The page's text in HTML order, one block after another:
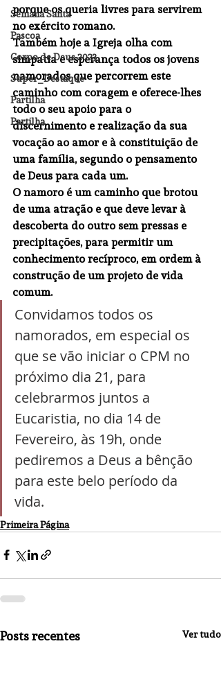
Semana Santa
Pascoa
Corpo de Deus 2023
Super_Destaque
Partilha
Partilha
porque os queria livres para servirem
no exército romano.
Também hoje a Igreja olha com
simpatia e esperança todos os jovens
namorados que percorrem este
caminho com coragem e oferece-lhes
todo o seu apoio para o
discernimento e realização da sua
vocação ao amor e à constituição de
uma família, segundo o pensamento
de Deus para cada um.
O namoro é um caminho que brotou
de uma atração e que deve levar à
descoberta do outro sem pressas e
precipitações, para permitir um
conhecimento recíproco, em ordem à
construção de um projeto de vida
comum.
Convidamos todos os
namorados, em especial os
que se vão iniciar o CPM no
próximo dia 21, para
celebrarmos juntos a
Eucaristia, no dia 14 de
Fevereiro, às 19h, onde
pediremos a Deus a bênção
para este belo período da
vida.
Primeira Página
Posts recentes Ver tudo